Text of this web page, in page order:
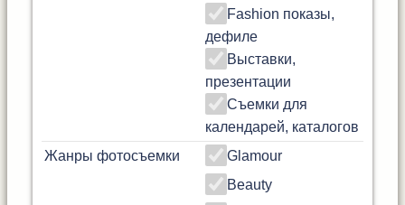
Fashion показы,
дефиле
Выставки,
презентации
Съемки для
календарей, каталогов
Жанры фотосъемки
Glamour
Beauty